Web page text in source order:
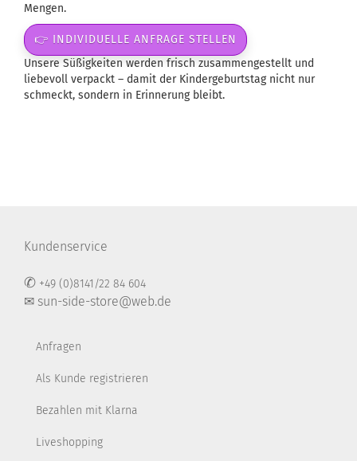
Mengen.
👉 INDIVIDUELLE ANFRAGE STELLEN
Unsere Süßigkeiten werden frisch zusammengestellt und
liebevoll verpackt – damit der Kindergeburtstag nicht nur
schmeckt, sondern in Erinnerung bleibt.
Kundenservice
✆ +49 (0)8141/22 84 604
✉ sun-side-store@web.de
Anfragen
Als Kunde registrieren
Bezahlen mit Klarna
Liveshopping